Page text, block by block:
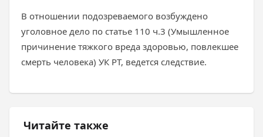
В отношении подозреваемого возбуждено
уголовное дело по статье 110 ч.3 (Умышленное
причинение тяжкого вреда здоровью, повлекшее
смерть человека) УК РТ, ведется следствие.
Читайте также